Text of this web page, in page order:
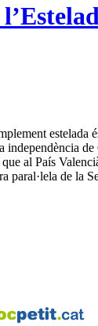
estelada
independència
al País
paral·lela de la